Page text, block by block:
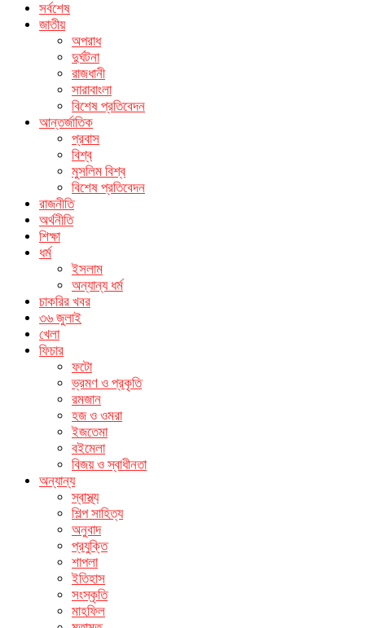
সর্বশেষ
জাতীয়
অপরাধ
দুর্ঘটনা
রাজধানী
সারাবাংলা
বিশেষ প্রতিবেদন
আন্তর্জাতিক
প্রবাস
বিশ্ব
মুসলিম বিশ্ব
বিশেষ প্রতিবেদন
রাজনীতি
অর্থনীতি
শিক্ষা
ধর্ম
ইসলাম
অন্যান্য ধর্ম
চাকরির খবর
৩৬ জুলাই
খেলা
ফিচার
ফটো
ভ্রমণ ও প্রকৃতি
রমজান
হজ ও ওমরা
ইজতেমা
বইমেলা
বিজয় ও স্বাধীনতা
অন্যান্য
স্বাস্থ্য
শিল্প সাহিত্য
অনুবাদ
প্রযুক্তি
শাপলা
ইতিহাস
সংস্কৃতি
মাহফিল